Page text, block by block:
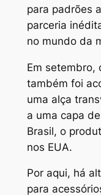
para padrões
parceria
no mundo da
Em setembro,
também foi
uma alça
a uma capa
Brasil, o
nos EUA.
Por aqui, há
para